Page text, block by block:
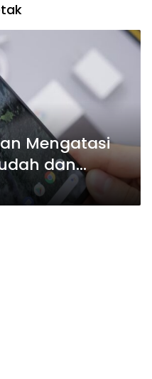
Mengatasi
dan